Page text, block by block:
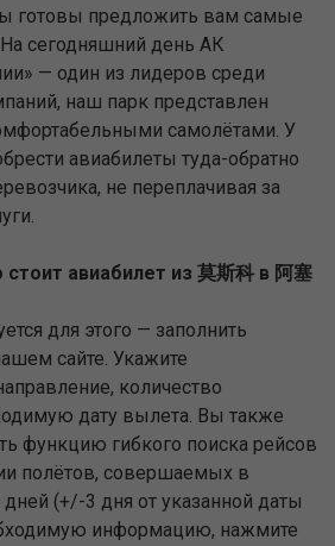
готовы предложить вам самые
сегодняшний день АК
— один из лидеров среди
наш парк представлен
самолётами. У
авиабилеты туда-обратно
не переплачивая за
стоит авиабилет из 莫斯科 в 阿塞
для этого — заполнить
сайте. Укажите
количество
дату вылета. Вы также
функцию гибкого поиска рейсов
полётов, совершаемых в
(+/-3 дня от указанной даты
информацию, нажмите